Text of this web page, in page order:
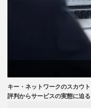
キー・ネットワークのスカウ
評判からサービスの実態に迫る